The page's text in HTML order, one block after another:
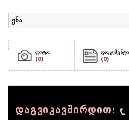
ენა
ფოტო
(0)
დოკუმენტი
(0)
დაგვიკავშირდით: